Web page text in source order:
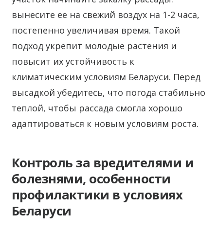
вынесите ее на свежий воздух на 1-2 часа,
постепенно увеличивая время. Такой
подход укрепит молодые растения и
повысит их устойчивость к
климатическим условиям Беларуси. Перед
высадкой убедитесь, что погода стабильно
теплой, чтобы рассада смогла хорошо
адаптироваться к новым условиям роста.
Контроль за вредителями и
болезнями, особенности
профилактики в условиях
Беларуси